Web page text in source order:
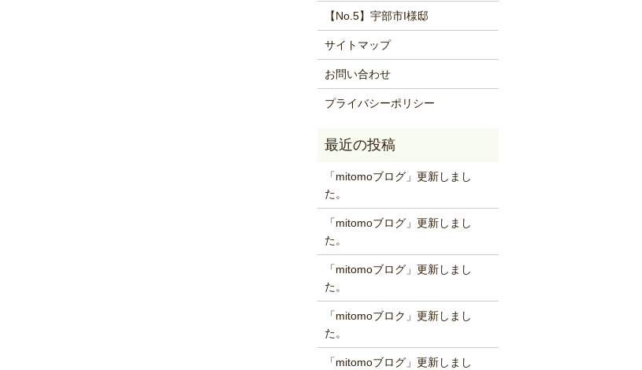
【No.5】宇部市I様邸
サイトマップ
お問い合わせ
プライバシーポリシー
「mitomoブログ」更新しまし
た。
「mitomoブログ」更新しまし
た。
「mitomoブログ」更新しまし
た。
「mitomoブロク」更新しまし
た。
「mitomoブログ」更新しまし